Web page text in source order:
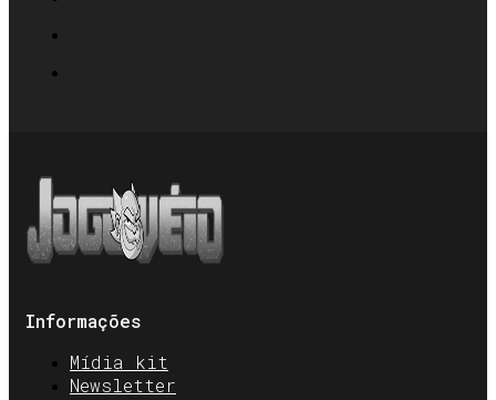
Informações
Mídia kit
Newsletter